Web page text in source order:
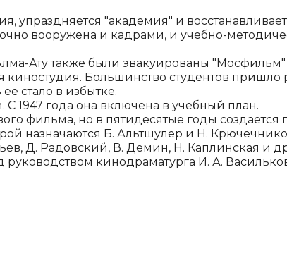
упраздняется "академия" и
вооружена и кадрами, и учебно-
Ату также были эвакуированы "Мосфильм"
Большинство студентов пришло
стало в избытке.
1947 года она включена в учебный план.
фильма, но в пятидесятые годы создается
назначаются Б. Альтшулер и Н.
Д. Радовский, В. Демин, Н. Каплинская и
руководством кинодраматурга И. А.